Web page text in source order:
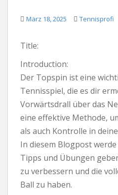
März 18, 2025 Tennisprofi
Title:
Introduction:
Der Topspin ist eine
Tennisspiel, die es dir
Vorwärtsdrall über das
eine effektive Methode,
als auch Kontrolle in
In diesem Blogpost
Tipps und Übungen
zu verbessern und die
Ball zu haben.